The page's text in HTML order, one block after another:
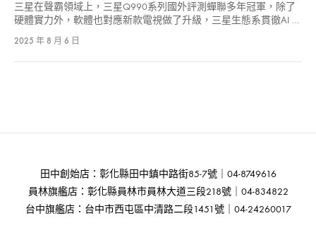
三星在聲霸領域上，三星Q990系列國外評測蟬聯多年冠軍，除了
硬體實力外，軟體也對應新款電視做了升級，三星生態系貫徹AI …
2025 年 8 月 6 日
田中創始店：彰化縣田中鎮中路街85-7號｜04-8749616
員林旗艦店：彰化縣員林市員林大道三段218號｜04-834822
台中旗艦店：台中市西屯區中清路二段1451號｜04-24260017